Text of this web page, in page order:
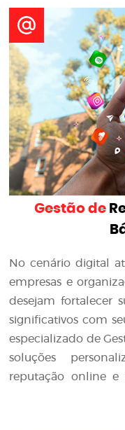
Gestão de
No cenário digital
empresas e
desejam fortalecer
significativos com
especializado de
soluções
reputação online e